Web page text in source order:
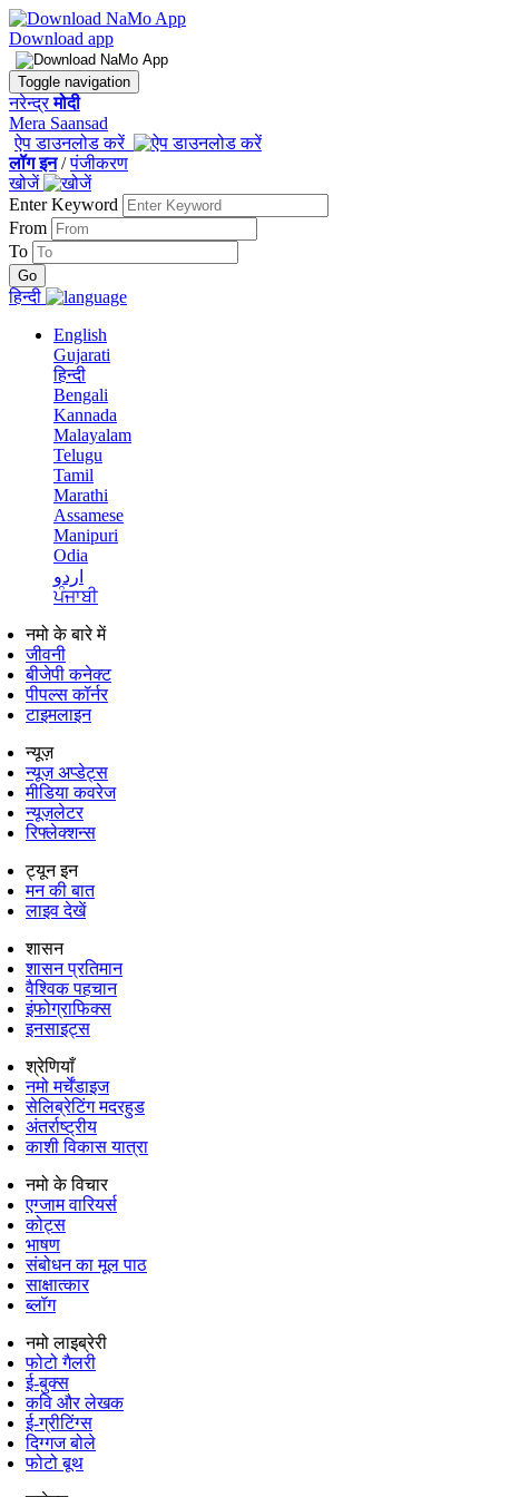
Download app
Toggle navigation
नरेन्द्रमोदी
Mera Saansad
ऐप डाउनलोड करें
लॉग इन/पंजीकरण
खोजें
Enter Keyword
From
To
हिन्दी
English
Gujarati
हिन्दी
Bengali
Kannada
Malayalam
Telugu
Tamil
Marathi
Assamese
Manipuri
Odia
اردو
ਪੰਜਾਬੀ
नमो के बारे में
जीवनी
बीजेपी कनेक्ट
पीपल्स कॉर्नर
टाइमलाइन
न्यूज़
न्यूज़ अप्डेट्स
मीडिया कवरेज
न्यूज़लेटर
रिफ्लेक्शन्स
ट्यून इन
मन की बात
लाइव देखें
शासन
शासन प्रतिमान
वैश्विक पहचान
इंफोग्राफिक्स
इनसाइट्स
श्रेणियाँ
नमो मर्चेंडाइज
सेलिब्रेटिंग मदरहुड
अंतर्राष्‍ट्रीय
काशी विकास यात्रा
नमो के विचार
एग्जाम वारियर्स
कोट्स
भाषण
संबोधन का मूल पाठ
साक्षात्कार
ब्लॉग
नमो लाइब्रेरी
फोटो गैलरी
ई-बुक्स
कवि और लेखक
ई-ग्रीटिंग्स
दिग्गज बोले
फोटो बूथ